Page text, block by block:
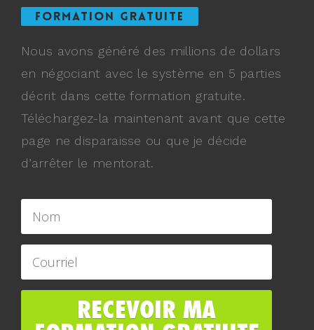
FORMATION GRATUITE
Nous avons généré des millions de dollars
en négociant avec le système en 5 parties
décrit dans cette formation gratuite.
Téléchargez-la maintenant avant que cette
page ne disparaisse ou que je décide
d’arrêter le mentorat.